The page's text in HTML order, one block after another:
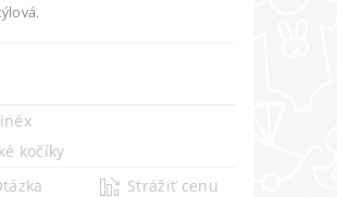
kočíky
Strážiť cenu